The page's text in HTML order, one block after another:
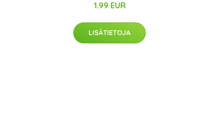
1.99 EUR
LISÄTIETOJA